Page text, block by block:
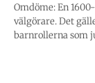
Omdöme: En
välgörare. Det
barnrollerna som